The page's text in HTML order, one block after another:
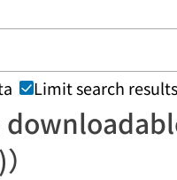
Limit search